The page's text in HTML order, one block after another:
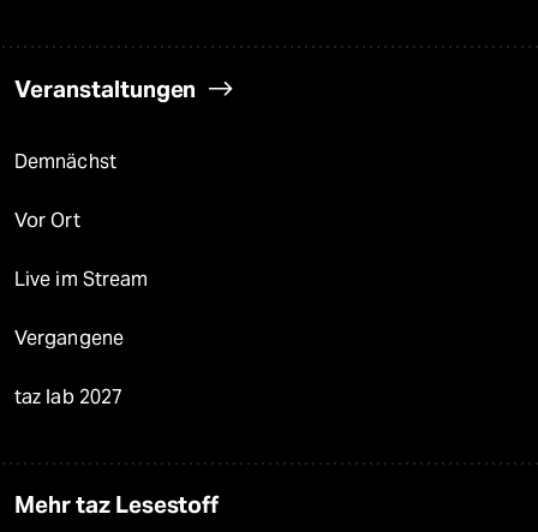
Veranstaltungen
Demnächst
Vor Ort
Live im Stream
Vergangene
taz lab 2027
Mehr taz Lesestoff